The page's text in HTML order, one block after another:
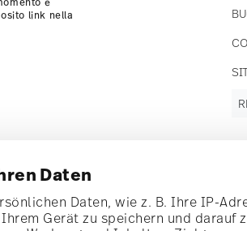
Daten
Daten, wie z. B. Ihre IP-
Gerät zu speichern und darauf
link nella
Tieniti